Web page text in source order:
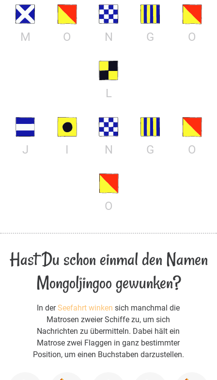
M O N G O
L
J I N G O
O
Hast Du schon einmal den Namen
Mongoljingoo gewunken?
In derSeefahrt winken sich manchmal die
Matrosen zweier Schiffe zu, um sich
Nachrichten zu übermitteln. Dabei hält ein
Matrose zwei Flaggen in ganz bestimmter
Position, um einen Buchstaben darzustellen.